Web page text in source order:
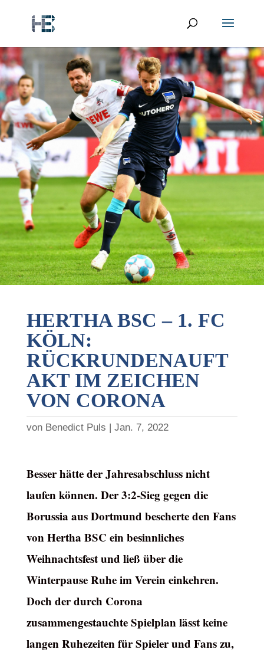
HERTHA BSC – 1. FC
KÖLN:
RÜCKRUNDENAUFT
AKT IM ZEICHEN
VON CORONA
von Benedict Puls Jan. 7, 2022
Besser hätte der Jahresabschluss nicht
laufen können. Der 3:2-Sieg gegen die
Borussia aus Dortmund bescherte den Fans
von Hertha BSC ein besinnliches
Weihnachtsfest und ließ über die
Winterpause Ruhe im Verein einkehren.
Doch der durch Corona
zusammengestauchte Spielplan lässt keine
langen Ruhezeiten für Spieler und Fans zu,